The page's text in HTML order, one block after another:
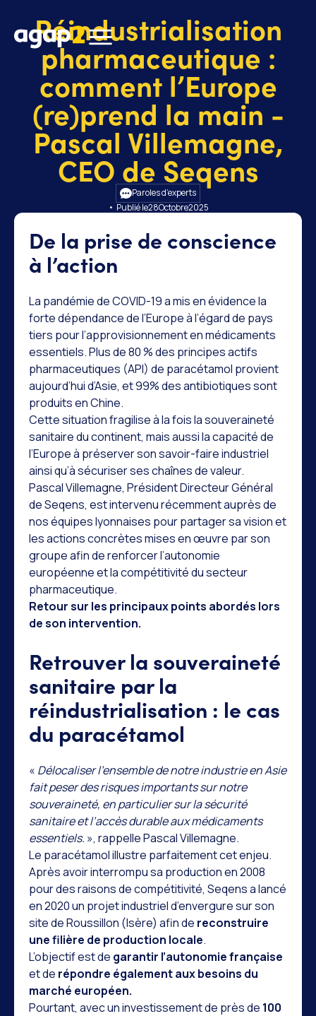
Réindustrialisation
pharmaceutique :
comment l’Europe
(re)prend la main -
Pascal Villemagne,
CEO de Seqens
Paroles d’experts
• Publié le28Octobre2025
De la prise de conscience
à l’action
La pandémie de COVID-19 a mis en évidence la
forte dépendance de l’Europe à l’égard de pays
tiers pour l’approvisionnement en médicaments
essentiels. Plus de 80 % des principes actifs
pharmaceutiques (API) de paracétamol provient
aujourd’hui d’Asie, et 99% des antibiotiques sont
produits en Chine.
Cette situation fragilise à la fois la souveraineté
sanitaire du continent, mais aussi la capacité de
l’Europe à préserver son savoir-faire industriel
ainsi qu’à sécuriser ses chaînes de valeur.
Pascal Villemagne, Président Directeur Général
de Seqens, est intervenu récemment auprès de
nos équipes lyonnaises pour partager sa vision et
les actions concrètes mises en œuvre par son
groupe afin de renforcer l’autonomie
européenne et la compétitivité du secteur
pharmaceutique.
Retour sur les principaux points abordés lors
de son intervention.
Retrouver la souveraineté
sanitaire par la
réindustrialisation : le cas
du paracétamol
« Délocaliser l’ensemble de notre industrie en Asie
fait peser des risques importants sur notre
souveraineté, en particulier sur la sécurité
sanitaire et l’accès durable aux médicaments
essentiels. », rappelle Pascal Villemagne.
Le paracétamol illustre parfaitement cet enjeu.
Après avoir interrompu sa production en 2008
pour des raisons de compétitivité, Seqens a lancé
en 2020 un projet industriel d’envergure sur son
site de Roussillon (Isère) afin de reconstruire
une filière de production locale.
L’objectif est de garantir l’autonomie française
et de répondre également aux besoins du
marché européen.
Pourtant, avec un investissement de près de 100